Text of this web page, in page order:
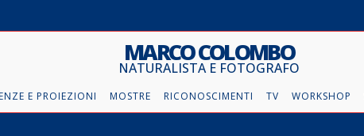
MARCO COLOMBO
NATURALISTA E FOTOGRAFO
E PROIEZIONI MOSTRE RICONOSCIMENTI TV WORKSHOP